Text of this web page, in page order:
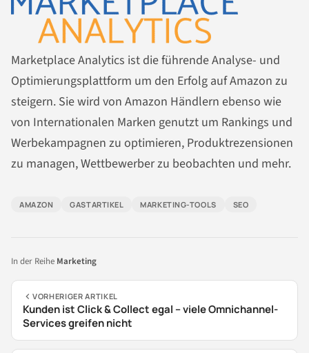
Marketplace Analytics ist die führende Analyse- und
Optimierungsplattform um den Erfolg auf Amazon zu
steigern. Sie wird von Amazon Händlern ebenso wie
von Internationalen Marken genutzt um Rankings und
Werbekampagnen zu optimieren, Produktrezensionen
zu managen, Wettbewerber zu beobachten und mehr.
AMAZON GASTARTIKEL MARKETING-TOOLS SEO
In der Reihe Marketing
VORHERIGER ARTIKEL
Kunden ist Click & Collect egal – viele Omnichannel-
Services greifen nicht